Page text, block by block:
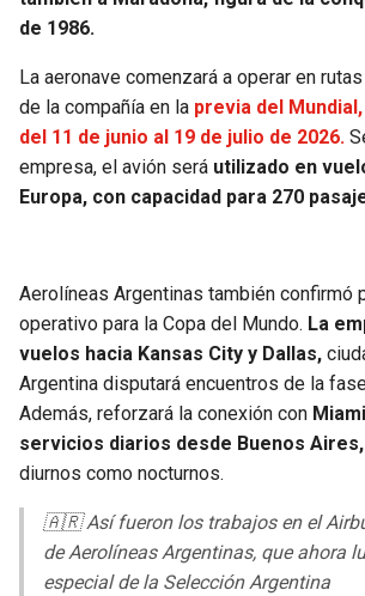
de 1986.
La aeronave comenzará a operar en
de la compañía en la previa del
del 11 de junio al 19 de julio de 2026.
empresa, el avión será utilizado en
Europa, con capacidad para 270
Aerolíneas Argentinas también confirmó
operativo para la Copa del Mundo. La
vuelos hacia Kansas City y Dallas,
Argentina disputará encuentros de la
Además, reforzará la conexión con
servicios diarios desde Buenos Aires,
diurnos como nocturnos.
🇦🇷 Así fueron los trabajos en el
de Aerolíneas Argentinas, que ahora
especial de la Selección Argentina